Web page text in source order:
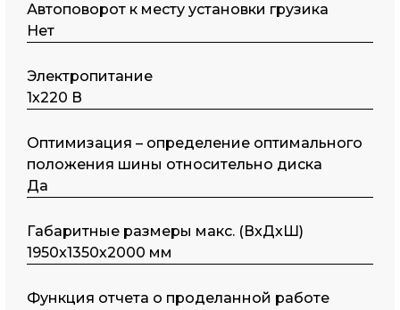
Автоповорот к месту установки грузика
Нет
Электропитание
1х220 В
Оптимизация – определение оптимального
положения шины относительно диска
Да
Габаритные размеры макс. (ВxДxШ)
1950x1350х2000 мм
Функция отчета о проделанной работе